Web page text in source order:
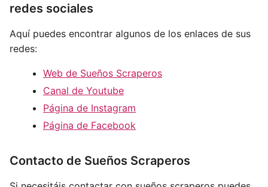
redes sociales
Aquí puedes encontrar algunos de los enlaces de sus
redes:
Web de Sueños Scraperos
Canal de Youtube
Página de Instagram
Página de Facebook
Contacto de Sueños Scraperos